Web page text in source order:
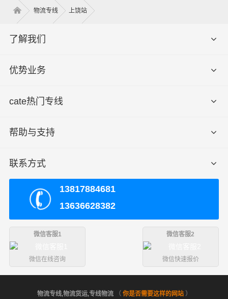
物流专线 上饶站
了解我们
优势业务
cate热门专线
帮助与支持
联系方式
13817884681
13636628382
微信客服1
微信在线咨询
微信客服2
微信快速报价
物流专线,物流货运,专线物流（ 你是否需要这样的网站）